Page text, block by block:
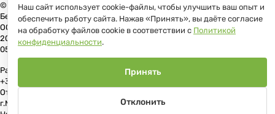
© 2026 Данко Бай: качественная мебель с оперативной доставкой по
Беларуси
ООО «Гранд Парк», юр.адрес: 220005, Минск, ул. Платонова, 22, пом.
204 В торговом реестре с 17 июля 2013 г. Регистрация №191081534,
05.11.2008, Мингорисполком.
Рассмотрение обращений потребителей, телефон +375 (17) 361-10-80,
+375 (29) 191-10-80, +375 (29) 544-10-00, e-mail: info@danko.by
Отдел торговли и услуг Администрации Первомайского района
г.Минска: тел. +375(17)215-14-65, Начальник отдела: Жакович Юлия
Наш сайт использует cookie-файлы, чтобы улучшить ваш опыт и
обеспечить работу сайта. Нажав «Принять», вы даёте согласие
на обработку файлов cookie в соответствии с Политикой
конфиденциальности.
Отклонить
Принять